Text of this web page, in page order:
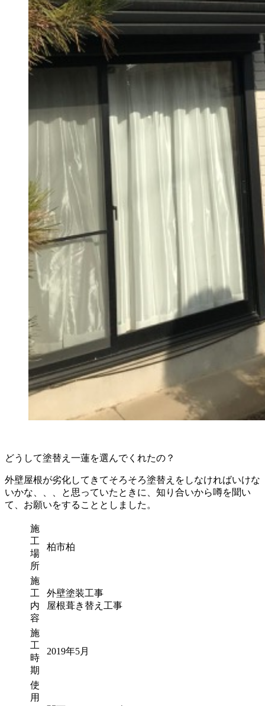
どうして塗替え一蓮を選んでくれたの？
外壁屋根が劣化してきてそろそろ塗替えをしなければいけな
いかな、、、と思っていたときに、知り合いから噂を聞い
て、お願いをすることとしました。
施
工
場
所
柏市柏
施
工
内
容
外壁塗装工事
屋根葺き替え工事
施
工
時
期
2019年5月
使
用